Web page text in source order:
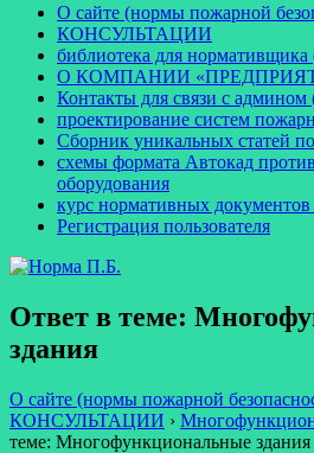
О сайте (нормы пожарной
КОНСУЛЬТАЦИИ
библиотека для
О КОМПАНИИ
Контакты для связи с админом
проектирование систем
Сборник уникальных статей
схемы формата Автокад
оборудования
курс нормативных
Регистрация пользователя
Ответ в теме:
здания
О сайте (нормы пожарной
КОНСУЛЬТАЦИИ ›
теме: Многофункциональные здания